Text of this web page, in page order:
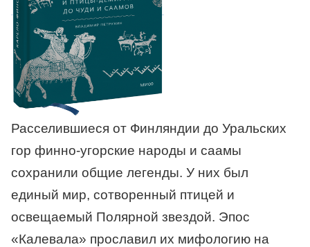
Расселившиеся от Финляндии до Уральских
гор финно-угорские народы и саамы
сохранили общие легенды. У них был
единый мир, сотворенный птицей и
освещаемый Полярной звездой. Эпос
«Калевала» прославил их мифологию на